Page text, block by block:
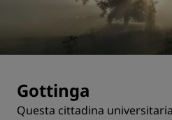
Gottinga
Questa cittadina